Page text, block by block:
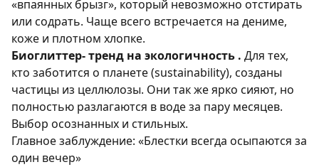
«впаянных брызг», который невозможно отстирать
или содрать. Чаще всего встречается на дениме,
коже и плотном хлопке.
Биоглиттер- тренд на экологичность . Для тех,
кто заботится о планете (sustainability), созданы
частицы из целлюлозы. Они так же ярко сияют, но
полностью разлагаются в воде за пару месяцев.
Выбор осознанных и стильных.
Главное заблуждение: «Блестки всегда осыпаются за
один вечер»